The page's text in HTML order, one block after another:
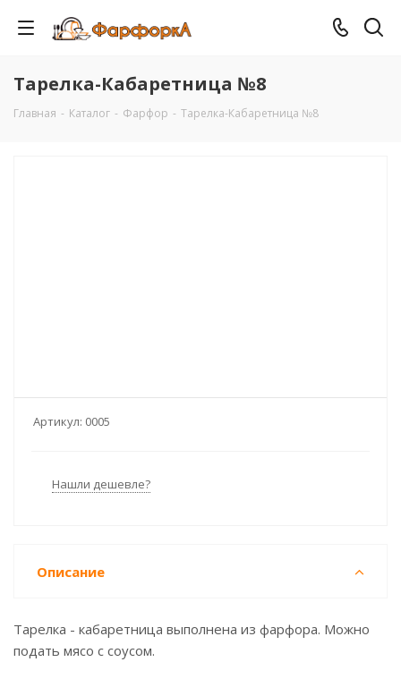
Тарелка-Кабаретница №8
Главная - Каталог - Фарфор - Тарелка-Кабаретница №8
Артикул: 0005
Нашли дешевле?
Описание
Тарелка - кабаретница выполнена из фарфора. Можно
подать мясо с соусом.